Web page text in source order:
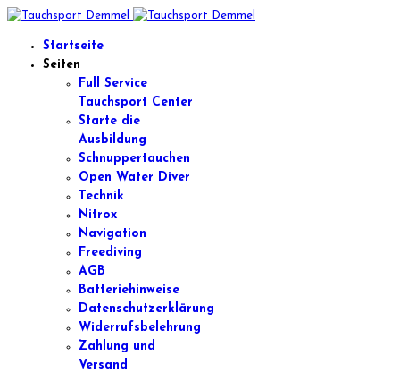
Startseite
Seiten
Full Service
Tauchsport Center
Starte die
Ausbildung
Schnuppertauchen
Open Water Diver
Technik
Nitrox
Navigation
Freediving
AGB
Batteriehinweise
Datenschutzerklärung
Widerrufsbelehrung
Zahlung und
Versand